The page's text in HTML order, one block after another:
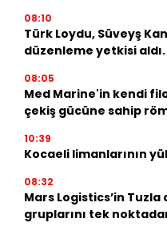
08:10
Türk Loydu, Süveyş
düzenleme yetkisi aldı.
08:05
Med Marine'in kendi
çekiş gücüne sahip
10:39
Kocaeli limanlarının
08:32
Mars Logistics’in
gruplarını tek